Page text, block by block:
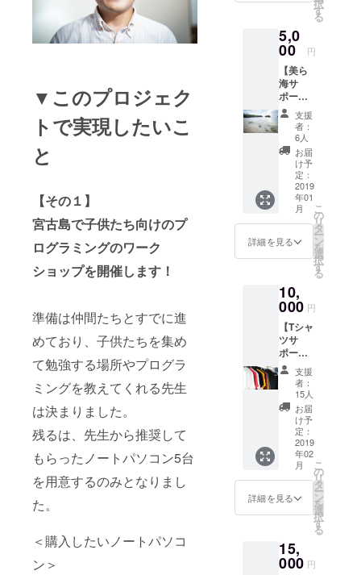
▼このプロジェク
トで実現したいこ
と
【その１】
宮古島で子供たち向けのプ
ログラミングのワーク
ショップを開催します！
準備は仲間たちとすでに進
めており、子供たちを集め
て勉強する場所やプログラ
ミングを教えてくれる先生
は決まりました。
残るは、先生から推奨して
もらったノートパソコン5台
を用意するのみとなりまし
た。
＜購入したいノートパソコ
ン＞
択
す
る
5,0
00 円
【美ら
海サ
ポー
ター】
・運営
メン
バーが
ミラー
レス一
眼レフ
カメラ
で撮影
した宮
古島の
美しい
スポッ
真をダ
ウン
ロード
できる
権利。
・活動
報告を
メール
させて
いただ
きま
す。
支援
者：
6人
お届
け予
定：
2019
年01
月
詳細を見る
こ
の
リ
タ
ー
ン
を
選
択
す
る
10,
000 円
【Tシャ
ツサ
ポー
ター】
・２月
冬祭り
のス
タッフT
シャツ
プレゼ
ント
(S/M/L)
(白) ※現
在デザ
イン中
です。
支援
者：
15人
お届
け予
定：
2019
年02
月
詳細を見る
こ
の
リ
タ
ー
ン
を
選
択
す
る
15,
000 円